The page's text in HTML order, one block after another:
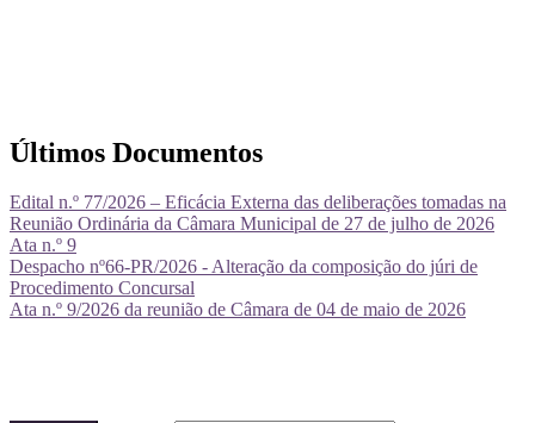
Últimos Documentos
Edital n.º 77/2026 – Eficácia Externa das deliberações tomadas na
Reunião Ordinária da Câmara Municipal de 27 de julho de 2026
Ata n.º 9
Despacho nº66-PR/2026 - Alteração da composição do júri de
Procedimento Concursal
Ata n.º 9/2026 da reunião de Câmara de 04 de maio de 2026